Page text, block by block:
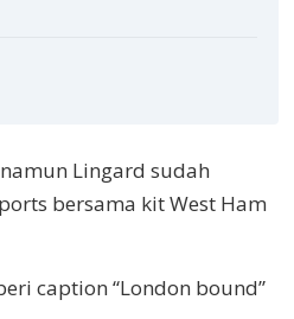
Lingard sudah
bersama kit West Ham
caption “London bound”